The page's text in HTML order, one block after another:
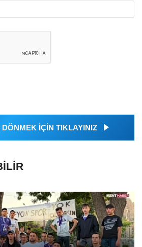
İÇİN TIKLAYINIZ